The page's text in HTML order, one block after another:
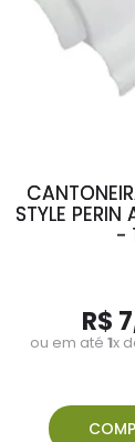
STYLE PERIN
-
R$ 7
ou em até 1x